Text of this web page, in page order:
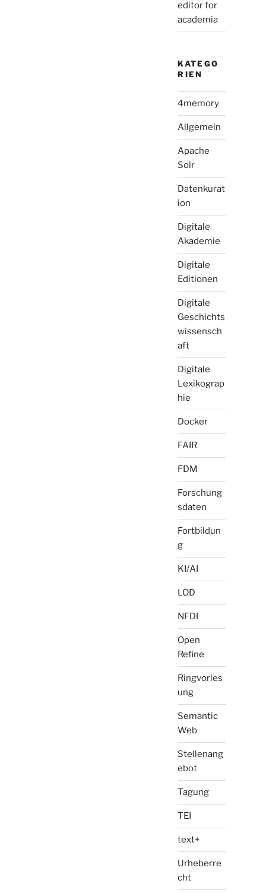
editor for
academia
KATEGO
RIEN
4memory
Allgemein
Apache
Solr
Datenkurat
ion
Digitale
Akademie
Digitale
Editionen
Digitale
Geschichts
wissensch
aft
Digitale
Lexikograp
hie
Docker
FAIR
FDM
Forschung
sdaten
Fortbildun
g
KI/AI
LOD
NFDI
Open
Refine
Ringvorles
ung
Semantic
Web
Stellenang
ebot
Tagung
TEI
text+
Urheberre
cht